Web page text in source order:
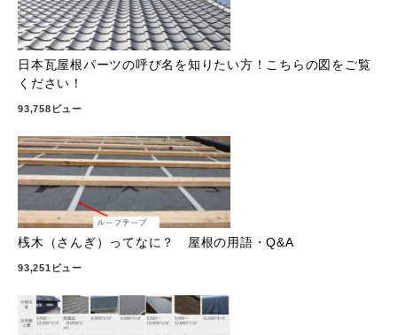
日本瓦屋根パーツの呼び名を知りたい方！こちらの図をご覧
ください！
93,758ビュー
桟木（さんぎ）ってなに？ 屋根の用語・Q&A
93,251ビュー